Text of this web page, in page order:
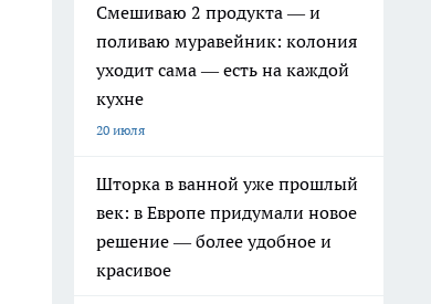
Смешиваю 2 продукта — и
поливаю муравейник: колония
уходит сама — есть на каждой
кухне
20 июля
Шторка в ванной уже прошлый
век: в Европе придумали новое
решение — более удобное и
красивое